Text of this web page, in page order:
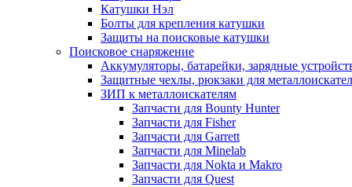
Катушки Нэл
Болты для крепления катушки
Защиты на поисковые катушки
Поисковое снаряжение
Аккумуляторы, батарейки, зарядные
Защитные чехлы, рюкзаки для
ЗИП к металлоискателям
Запчасти для Bounty Hunter
Запчасти для Fisher
Запчасти для Garrett
Запчасти для Minelab
Запчасти для Nokta и Makro
Запчасти для Quest